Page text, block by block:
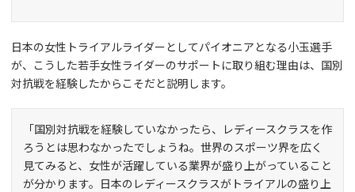
日本の女性トライアルライダーとしてパイオニアとなる小玉選手
が、こうした若手女性ライダーのサポートに取り組む理由は、国別
対抗戦を経験したからこそだと説明します。
「国別対抗戦を経験していなかったら、レディースクラスを作
ろうとは思わなかったでしょうね。世界のスポーツ界を広く
見てみると、女性が活躍している業界が盛り上がっていること
が分かります。日本のレディースクラスがトライアルの盛り上